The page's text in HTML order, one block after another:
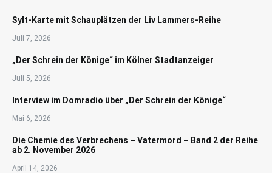
Sylt-Karte mit Schauplätzen der Liv Lammers-Reihe
Juli 7, 2026
„Der Schrein der Könige“ im Kölner Stadtanzeiger
Juli 5, 2026
Interview im Domradio über „Der Schrein der Könige“
Mai 6, 2026
Die Chemie des Verbrechens – Vatermord – Band 2 der Reihe
ab 2. November 2026
April 14, 2026